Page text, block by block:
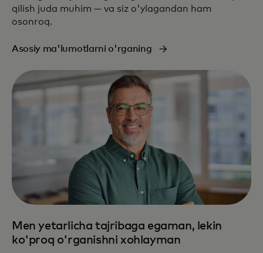
qilish juda muhim — va siz o'ylagandan ham
osonroq.
Asosiy ma'lumotlarni o'rganing
Men yetarlicha tajribaga egaman, lekin
ko'proq o'rganishni xohlayman